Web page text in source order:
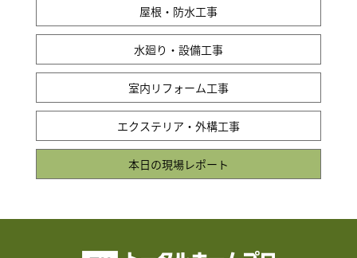
屋根・防水工事
水廻り・設備工事
室内リフォーム工事
エクステリア・外構工事
本日の現場レポート